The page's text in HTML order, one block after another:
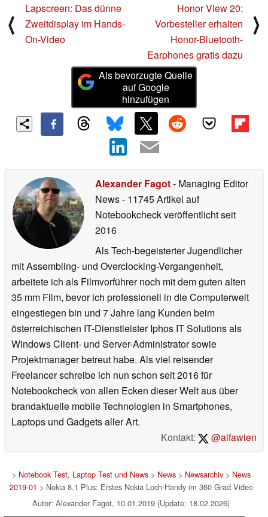
⟨
Lapscreen: Das dünne
Zweitdisplay im Hands-
On-Video
Honor View 20:
Vorbesteller erhalten
Honor-Bluetooth-
Earphones gratis dazu
⟩
Als bevorzugte Quelle
auf Google
hinzufügen
Alexander Fagot- Managing Editor
News- 11745 Artikel auf
Notebookcheck veröffentlichtseit
2016
Als Tech-begeisterter Jugendlicher
mit Assembling- und Overclocking-Vergangenheit,
arbeitete ich als Filmvorführer noch mit dem guten alten
35 mm Film, bevor ich professionell in die Computerwelt
eingestiegen bin und 7 Jahre lang Kunden beim
österreichischen IT-Dienstleister Iphos IT Solutions als
Windows Client- und Server-Administrator sowie
Projektmanager betreut habe. Als viel reisender
Freelancer schreibe ich nun schon seit 2016 für
Notebookcheck von allen Ecken dieser Welt aus über
brandaktuelle mobile Technologien in Smartphones,
Laptops und Gadgets aller Art.
Kontakt:
@alfawien
> Notebook Test, Laptop Test und News> News> Newsarchiv> News
2019-01 > Nokia 8.1 Plus: Erstes Nokia Loch-Handy im 360 Grad Video
Autor: Alexander Fagot, 10.01.2019 (Update: 18.02.2026)